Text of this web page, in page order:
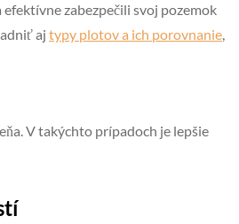
zabezpečili svoj pozemok
aj typy plotov a ich porovnanie,
V takýchto prípadoch je lepšie